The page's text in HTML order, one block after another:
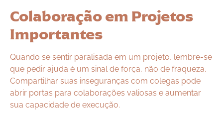
Colaboração em Projetos
Importantes
Quando se sentir paralisada em um projeto, lembre-se
que pedir ajuda é um sinal de força, não de fraqueza.
Compartilhar suas inseguranças com colegas pode
abrir portas para colaborações valiosas e aumentar
sua capacidade de execução.